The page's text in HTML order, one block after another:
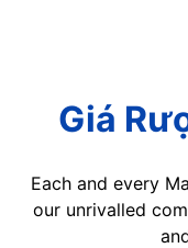
Giá
Each and every
our unrivalled